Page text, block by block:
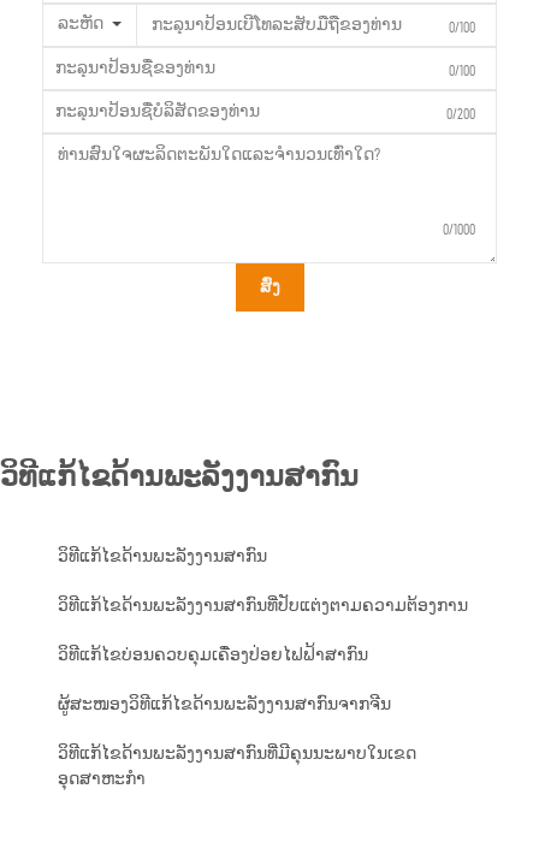
ລະຫັດ 0/100
0/100
0/200
0/1000
ສົ່ງ
ວິທີແກ້ໄຂດ້ານພະລັງງານສາກົນ
ວິທີແກ້ໄຂດ້ານພະລັງງານສາກົນ
ວິທີແກ້ໄຂດ້ານພະລັງງານສາກົນທີ່ປັບແຕ່ງຕາມຄວາມຕ້ອງການ
ວິທີແກ້ໄຂບ່ອນຄວບຄຸມເຄື່ອງປ່ອຍໄຟຟ້າສາກົນ
ຜູ້ສະໜອງວິທີແກ້ໄຂດ້ານພະລັງງານສາກົນຈາກຈີນ
ວິທີແກ້ໄຂດ້ານພະລັງງານສາກົນທີ່ມີຄຸນນະພາບໃນເຂດ
ອຸດສາຫະກຳ